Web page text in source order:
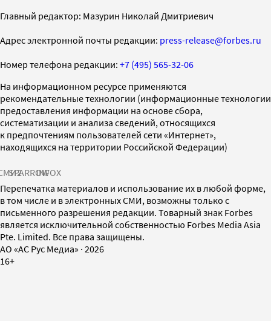
Главный редактор: Мазурин Николай Дмитриевич
Адрес электронной почты редакции: press-release@forbes.ru
Номер телефона редакции: +7 (495) 565-32-06
На информационном ресурсе применяются
рекомендательные технологии (информационные технологии
предоставления информации на основе сбора,
систематизации и анализа сведений, относящихся
к предпочтениям пользователей сети «Интернет»,
находящихся на территории Российской Федерации)
SPARROWINFOX
Перепечатка материалов и использование их в любой форме,
в том числе и в электронных СМИ, возможны только с
письменного разрешения редакции. Товарный знак Forbes
является исключительной собственностью Forbes Media Asia
Pte. Limited. Все права защищены.
AO «АС Рус Медиа» · 2026
16+